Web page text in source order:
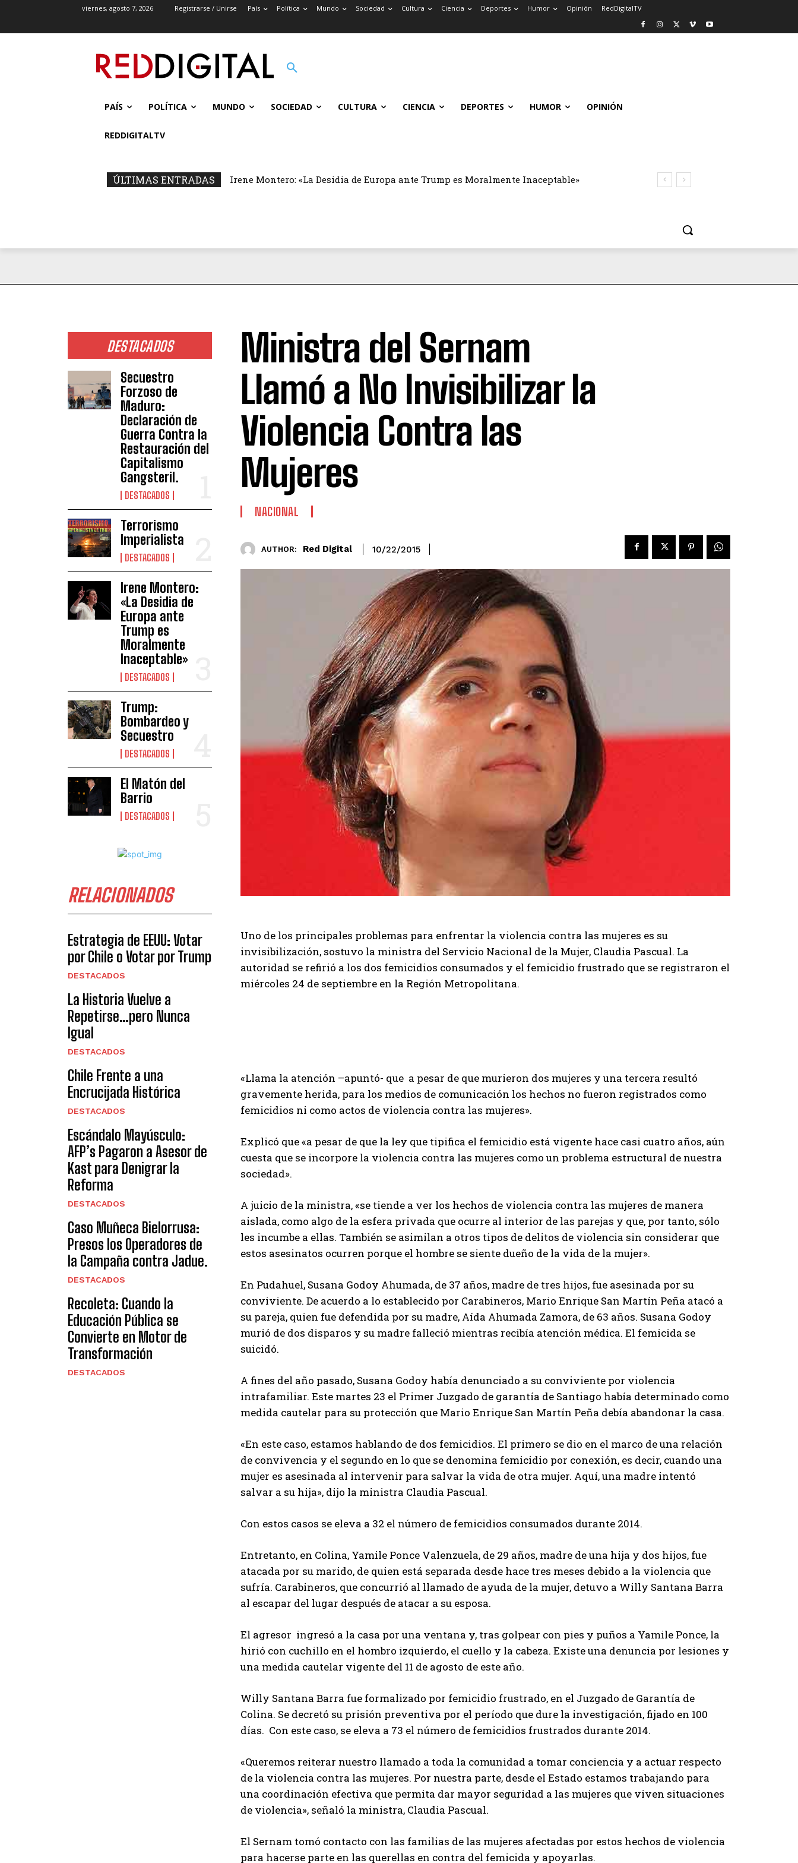
viernes, agosto 7, 2026 Registrarse / Unirse País Política Mundo Sociedad Cultura Ciencia Deportes Humor Opinión RedDigitalTV
PAÍS POLÍTICA MUNDO SOCIEDAD CULTURA CIENCIA DEPORTES HUMOR OPINIÓN
REDDIGITALTV
ÚLTIMAS ENTRADAS Irene Montero: «La Desidia de Europa ante Trump es Moralmente Inaceptable»
DESTACADOS
Secuestro
Forzoso de
Maduro:
Declaración de
Guerra Contra la
Restauración del
Capitalismo
Gangsteril.
DESTACADOS
Terrorismo
Imperialista
DESTACADOS
Irene Montero:
«La Desidia de
Europa ante
Trump es
Moralmente
Inaceptable»
DESTACADOS
Trump:
Bombardeo y
Secuestro
DESTACADOS
El Matón del
Barrio
DESTACADOS
RELACIONADOS
Estrategia de EEUU: Votar
por Chile o Votar por Trump
DESTACADOS
La Historia Vuelve a
Repetirse…pero Nunca
Igual
DESTACADOS
Chile Frente a una
Encrucijada Histórica
DESTACADOS
Escándalo Mayúsculo:
AFP’s Pagaron a Asesor de
Kast para Denigrar la
Reforma
DESTACADOS
Caso Muñeca Bielorrusa:
Presos los Operadores de
la Campaña contra Jadue.
DESTACADOS
Recoleta: Cuando la
Educación Pública se
Convierte en Motor de
Transformación
DESTACADOS
Ministra del Sernam
Llamó a No Invisibilizar la
Violencia Contra las
Mujeres
NACIONAL
AUTHOR: Red Digital 10/22/2015
Uno de los principales problemas para enfrentar la violencia contra las mujeres es su
invisibilización, sostuvo la ministra del Servicio Nacional de la Mujer, Claudia Pascual. La
autoridad se refirió a los dos femicidios consumados y el femicidio frustrado que se registraron el
miércoles 24 de septiembre en la Región Metropolitana.
«Llama la atención –apuntó- que a pesar de que murieron dos mujeres y una tercera resultó
gravemente herida, para los medios de comunicación los hechos no fueron registrados como
femicidios ni como actos de violencia contra las mujeres».
Explicó que «a pesar de que la ley que tipifica el femicidio está vigente hace casi cuatro años, aún
cuesta que se incorpore la violencia contra las mujeres como un problema estructural de nuestra
sociedad».
A juicio de la ministra, «se tiende a ver los hechos de violencia contra las mujeres de manera
aislada, como algo de la esfera privada que ocurre al interior de las parejas y que, por tanto, sólo
les incumbe a ellas. También se asimilan a otros tipos de delitos de violencia sin considerar que
estos asesinatos ocurren porque el hombre se siente dueño de la vida de la mujer».
En Pudahuel, Susana Godoy Ahumada, de 37 años, madre de tres hijos, fue asesinada por su
conviviente. De acuerdo a lo establecido por Carabineros, Mario Enrique San Martín Peña atacó a
su pareja, quien fue defendida por su madre, Aída Ahumada Zamora, de 63 años. Susana Godoy
murió de dos disparos y su madre falleció mientras recibía atención médica. El femicida se
suicidó.
A fines del año pasado, Susana Godoy había denunciado a su conviviente por violencia
intrafamiliar. Este martes 23 el Primer Juzgado de garantía de Santiago había determinado como
medida cautelar para su protección que Mario Enrique San Martín Peña debía abandonar la casa.
«En este caso, estamos hablando de dos femicidios. El primero se dio en el marco de una relación
de convivencia y el segundo en lo que se denomina femicidio por conexión, es decir, cuando una
mujer es asesinada al intervenir para salvar la vida de otra mujer. Aquí, una madre intentó
salvar a su hija», dijo la ministra Claudia Pascual.
Con estos casos se eleva a 32 el número de femicidios consumados durante 2014.
Entretanto, en Colina, Yamile Ponce Valenzuela, de 29 años, madre de una hija y dos hijos, fue
atacada por su marido, de quien está separada desde hace tres meses debido a la violencia que
sufría. Carabineros, que concurrió al llamado de ayuda de la mujer, detuvo a Willy Santana Barra
al escapar del lugar después de atacar a su esposa.
El agresor ingresó a la casa por una ventana y, tras golpear con pies y puños a Yamile Ponce, la
hirió con cuchillo en el hombro izquierdo, el cuello y la cabeza. Existe una denuncia por lesiones y
una medida cautelar vigente del 11 de agosto de este año.
Willy Santana Barra fue formalizado por femicidio frustrado, en el Juzgado de Garantía de
Colina. Se decretó su prisión preventiva por el período que dure la investigación, fijado en 100
días. Con este caso, se eleva a 73 el número de femicidios frustrados durante 2014.
«Queremos reiterar nuestro llamado a toda la comunidad a tomar conciencia y a actuar respecto
de la violencia contra las mujeres. Por nuestra parte, desde el Estado estamos trabajando para
una coordinación efectiva que permita dar mayor seguridad a las mujeres que viven situaciones
de violencia», señaló la ministra, Claudia Pascual.
El Sernam tomó contacto con las familias de las mujeres afectadas por estos hechos de violencia
para hacerse parte en las querellas en contra del femicida y apoyarlas.